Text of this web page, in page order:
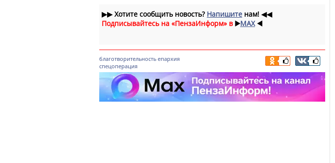
▶▶Хотите сообщить новость? Напишите нам! ◀◀
Подписывайтесь на «ПензаИнформ» в ▶️MAX ◀️
благотворительность епархия
спецоперация